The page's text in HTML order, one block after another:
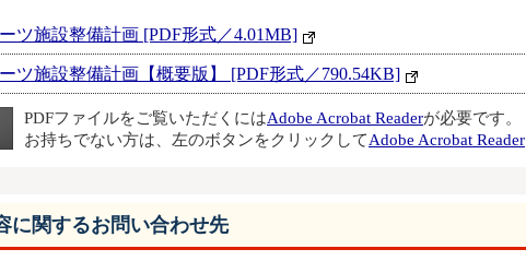
ツ施設整備計画 [PDF形式／4.01MB]
ツ施設整備計画【概要版】 [PDF形式／790.54KB]
PDFファイルをご覧いただくにはAdobe Acrobat Readerが必要です。
お持ちでない方は、左のボタンをクリックしてAdobe Acrobat Reader
に関するお問い合わせ先